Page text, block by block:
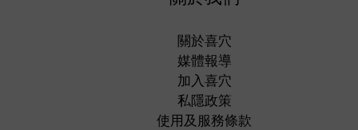
關於喜穴
媒體報導
加入喜穴
私隱政策
使用及服務條款